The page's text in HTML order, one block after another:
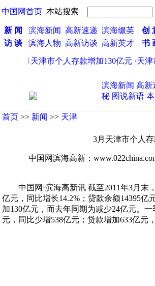
中国网首页 本站搜索
新 闻 滨海新闻 高新速递 滨海缀英| 创
访 谈
滨海人物 高新访谈 高新英才 | 书
3月天津市个人存款增加130亿元·天津市
滨海新闻 高新
秘 图说新语
首页 >> 新闻 >> 天津
3月天津市个人
中国网滨海高新：
中国网·滨海高新讯 截至2011年3月末
亿元，同比增长14.2%；贷款余额14395亿
加130亿元，而去年同期为减少24亿元。
元，同比少增538亿元；贷款增加633亿元